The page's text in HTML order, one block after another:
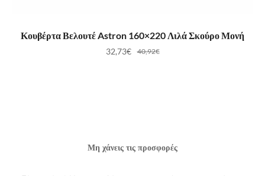
ΠΡΟΣΘΉΚΗ ΣΤΟ ΚΑΛΆΘΙ
Κουβέρτα Βελουτέ Astron 160×220 Λιλά Σκούρο Μονή
40,92€
32,73€
Μη χάνεις τις προσφορές